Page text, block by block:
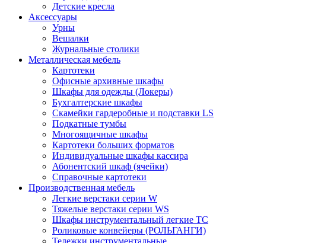
Детские кресла
Аксессуары
Урны
Вешалки
Журнальные столики
Металлическая мебель
Картотеки
Офисные архивные шкафы
Шкафы для одежды (Локеры)
Бухгалтерские шкафы
Скамейки гардеробные и подставки LS
Подкатные тумбы
Многоящичные шкафы
Картотеки больших форматов
Индивидуальные шкафы кассира
Абонентский шкаф (ячейки)
Справочные картотеки
Производственная мебель
Легкие верстаки серии W
Тяжелые верстаки серии WS
Шкафы инструментальный легкие ТС
Роликовые конвейеры (РОЛЬГАНГИ)